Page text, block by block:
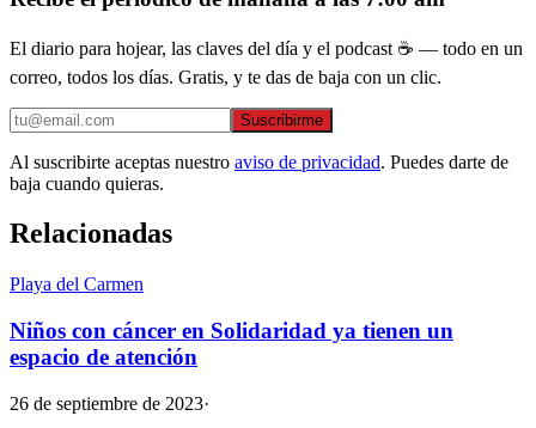
El diario para hojear, las claves del día y el podcast ☕ — todo en un
correo, todos los días. Gratis, y te das de baja con un clic.
Suscribirme
Al suscribirte aceptas nuestro aviso de privacidad. Puedes darte de
baja cuando quieras.
Relacionadas
Playa del Carmen
Niños con cáncer en Solidaridad ya tienen un
espacio de atención
26 de septiembre de 2023·